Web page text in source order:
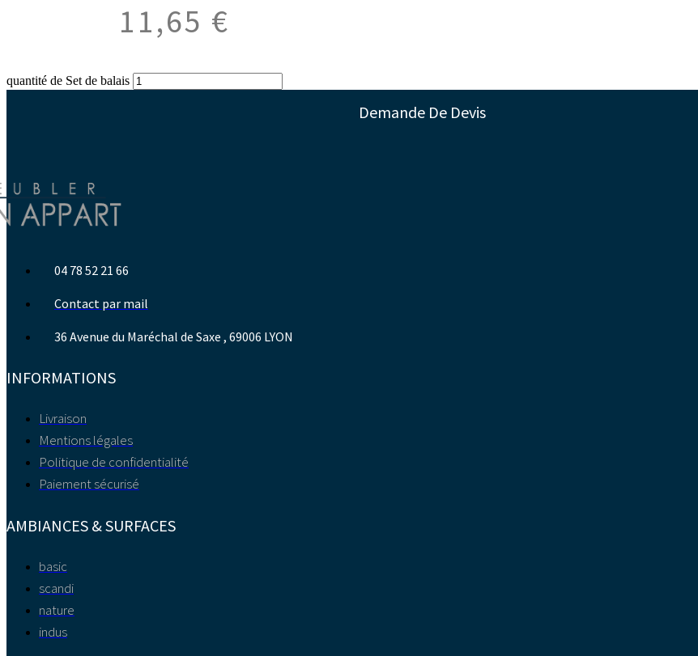
11,65 €
quantité de Set de balais
Demande De Devis
04 78 52 21 66
Contact par mail
36 Avenue du Maréchal de Saxe , 69006 LYON
INFORMATIONS
Livraison
Mentions légales
Politique de confidentialité
Paiement sécurisé
AMBIANCES & SURFACES
basic
scandi
nature
indus